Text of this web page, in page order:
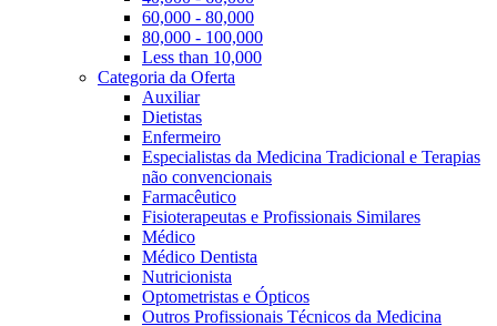
60,000 - 80,000
80,000 - 100,000
Less than 10,000
Categoria da Oferta
Auxiliar
Dietistas
Enfermeiro
Especialistas da Medicina Tradicional e Terapias
não convencionais
Farmacêutico
Fisioterapeutas e Profissionais Similares
Médico
Médico Dentista
Nutricionista
Optometristas e Ópticos
Outros Profissionais Técnicos da Medicina